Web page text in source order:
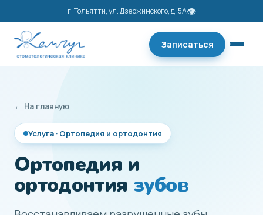
г. Тольятти, ул. Дзержинского, д. 5А
Записаться
← На главную
Услуга · Ортопедия и ортодонтия
Ортопедия и
ортодонтия зубов